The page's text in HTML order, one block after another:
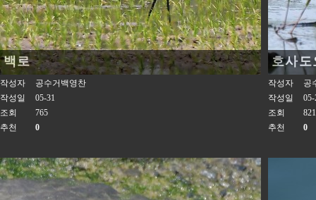
백로
작성자
공수거백영찬
작성일
05-31
조회
765
추천
0
호사도
작성자
공
작성일
05-
조회
821
추천
0